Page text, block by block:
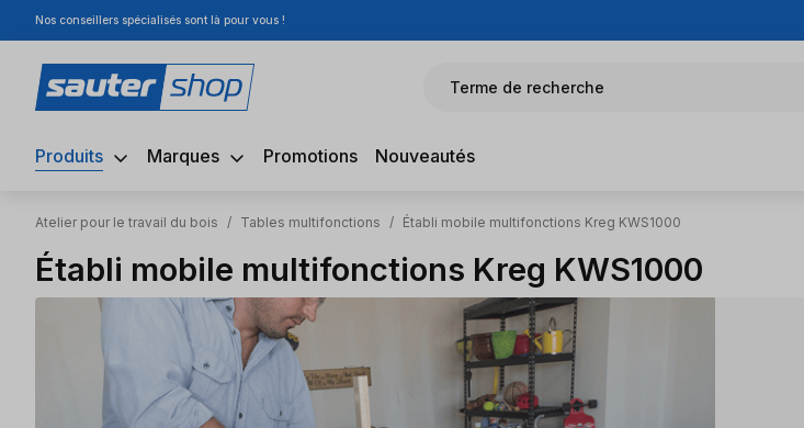
au contenu principal
Passer à la recherche
Passer à la navigation principale
Nos conseillers spécialisés sont là pour vous !
Terme de recherche
Produits Marques Promotions Nouveautés
Atelier pour le travail du bois / Tables multifonctions / Établi mobile multifonctions Kreg KWS1000
Établi mobile multifonctions Kreg KWS1000